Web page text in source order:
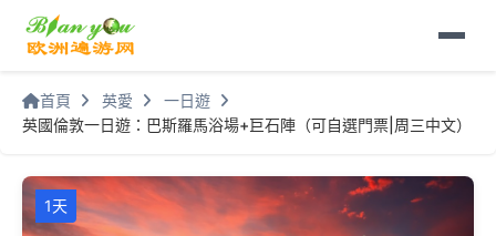
首頁 英愛
一日遊
英國倫敦一日遊：巴斯羅馬浴場+巨石陣（可自選門票|周三中文）
1天